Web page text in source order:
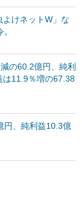
けネットW」な
の60.2億円、純利
は11.9％増の67.38
、純利益10.3億